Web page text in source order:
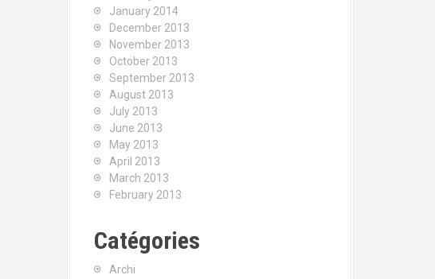
January 2014
December 2013
November 2013
October 2013
September 2013
August 2013
July 2013
June 2013
May 2013
April 2013
March 2013
February 2013
Catégories
Archi